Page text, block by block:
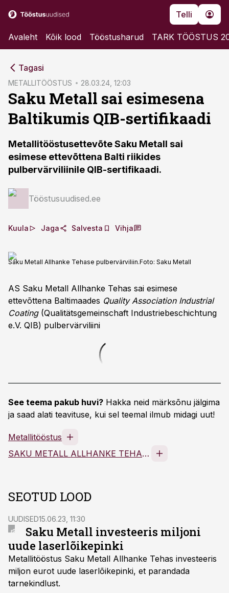
Telli
Avaleht Kõik lood Tööstusharud TARK TÖÖSTUS
Tagasi
METALLITÖÖSTUS 28.03.24, 12:03
Saku Metall sai esimesena
Baltikumis QIB-sertifikaadi
Metallitööstusettevõte Saku Metall sai
esimese ettevõttena Balti riikides
pulbervärviliinile QIB-sertifikaadi.
Tööstusuudised.ee
Kuula Jaga Salvesta Vihja
Saku Metall Allhanke Tehase pulbervärviliin.Foto: Saku Metall
AS Saku Metall Allhanke Tehas sai esimese
ettevõttena Baltimaades Quality Association Industrial
Coating(Qualitätsgemeinschaft Industriebeschichtung
e.V. QIB) pulbervärviliini
See teema pakub huvi? Hakka neid märksõnu jälgima
ja saad alati teavituse, kui sel teemal ilmub midagi uut!
Metallitööstus
SAKU METALL ALLHANKE TEHAS AS
SEOTUD LOOD
UUDISED15.06.23, 11:30
Saku Metall investeeris miljoni
uude laserlõikepinki
Metallitööstus Saku Metall Allhanke Tehas investeeris
miljon eurot uude laserlõikepinki, et parandada
tarnekindlust.